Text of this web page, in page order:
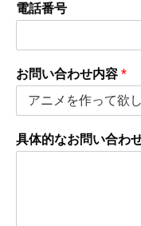
電話番号
お問い合わせ内容 *
具体的なお問い合わ